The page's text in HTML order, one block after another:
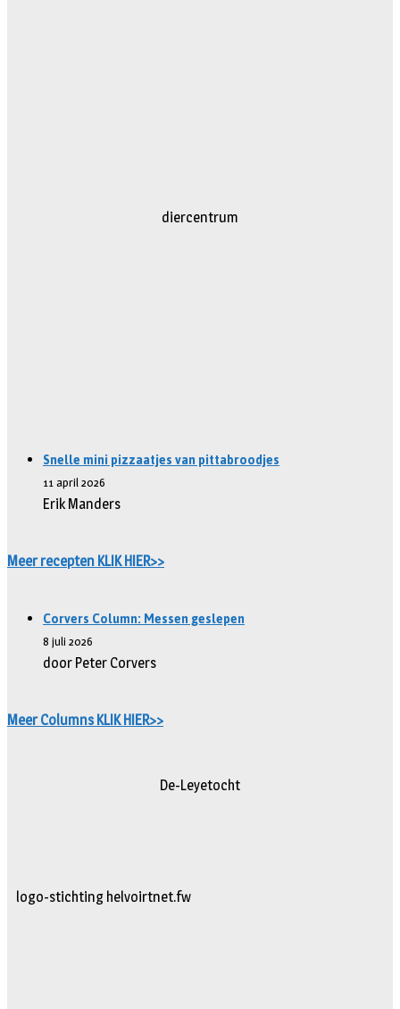
diercentrum
Snelle mini pizzaatjes van pittabroodjes
11 april 2026
Erik Manders
Meer recepten KLIK HIER>>
Corvers Column: Messen geslepen
8 juli 2026
door Peter Corvers
Meer Columns KLIK HIER>>
De-Leyetocht
logo-stichting helvoirtnet.fw